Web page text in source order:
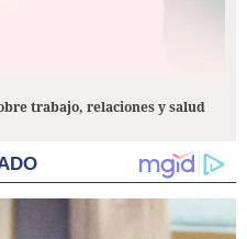
trabajo, relaciones y salud